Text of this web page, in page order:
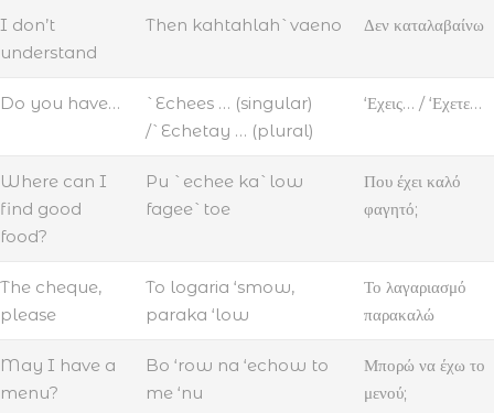
I don’t
understand
Then kahtahlah`vaeno Δεν καταλαβαίνω
Do you have…
`Echees … (singular)
/`Echetay … (plural)
‘Εχεις… / ‘Εχετε…
Where can I
find good
food?
Pu `echee ka`low
fagee`toe
Που έχει καλό
φαγητό;
The cheque,
please
To logaria ‘smow,
paraka ‘low
Το λαγαριασμό
παρακαλώ
May I have a
menu?
Bo ‘row na ‘echow to
me ‘nu
Μπορώ να έχω το
μενού;